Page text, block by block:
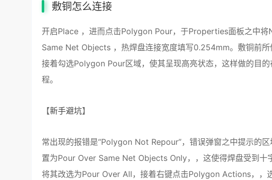
敷铜怎么连接
开启Place ，进而点击Polygon Pour，于Properties面板之中
Same Net Objects ，热焊盘连接宽度填写0.254mm。敷铜前
接着勾选Polygon Pour区域，使其呈现高亮状态，这样做的目
程。
【新手避坑】
常出现的报错是“Polygon Not Repour”，错误弹窗之中提示的
置为Pour Over Same Net Objects Only，，这使得焊盘受到十
将其改选为Pour Over All，接着右键点击Polygon Actions，，